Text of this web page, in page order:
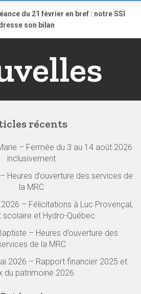
du 21 février en bref : notre SSI
son bilan
récents
– Fermée du 3 au 14 août 2026
inclusivement
Heures d’ouverture des services de
la MRC
2026 – Félicitations à Luc Provençal,
scolaire et Hydro-Québec
– Heures d’ouverture des
de la MRC
2026 – Rapport financier 2025 et
du patrimoine 2026